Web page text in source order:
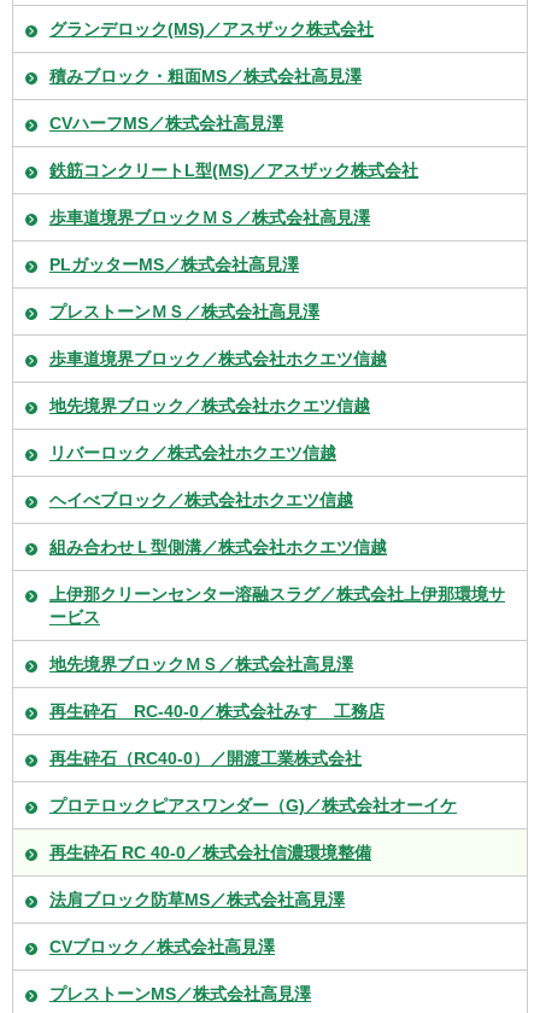
グランデロック(MS)／アスザック株式会社
積みブロック・粗面MS／株式会社高見澤
CVハーフMS／株式会社高見澤
鉄筋コンクリートL型(MS)／アスザック株式会社
歩車道境界ブロックＭＳ／株式会社高見澤
PLガッターMS／株式会社高見澤
プレストーンＭＳ／株式会社高見澤
歩車道境界ブロック／株式会社ホクエツ信越
地先境界ブロック／株式会社ホクエツ信越
リバーロック／株式会社ホクエツ信越
ヘイべブロック／株式会社ホクエツ信越
組み合わせＬ型側溝／株式会社ホクエツ信越
上伊那クリーンセンター溶融スラグ／株式会社上伊那環境サ
ービス
地先境界ブロックＭＳ／株式会社高見澤
再生砕石 RC-40-0／株式会社みすゞ工務店
再生砕石（RC40-0）／開渡工業株式会社
プロテロックピアスワンダー（G)／株式会社オーイケ
再生砕石 RC 40-0／株式会社信濃環境整備
法肩ブロック防草MS／株式会社高見澤
CVブロック／株式会社高見澤
プレストーンMS／株式会社高見澤